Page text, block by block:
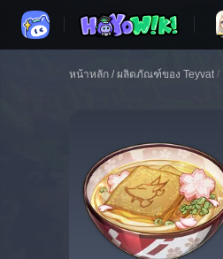
หน้าหลัก / ผลิตภัณฑ์ของ Teyvat /